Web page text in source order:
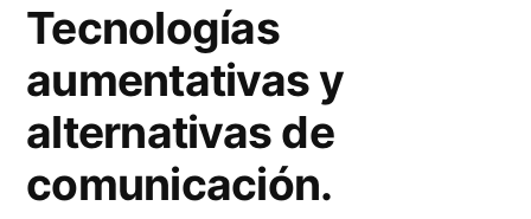
Tecnologías
aumentativas y
alternativas de
comunicación.